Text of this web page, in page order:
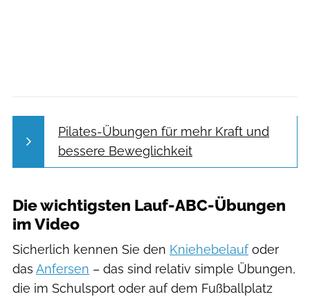
Pilates-Übungen für mehr Kraft und
bessere Beweglichkeit
Die wichtigsten Lauf-ABC-Übungen
im Video
Sicherlich kennen Sie den Kniehebelaufoder
das Anfersen – das sind relativ simple Übungen,
die im Schulsport oder auf dem Fußballplatz